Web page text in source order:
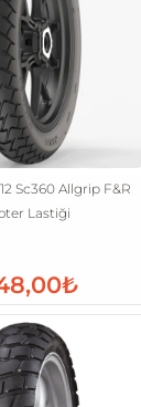
Sc360 Allgrip F&R
Lastiği